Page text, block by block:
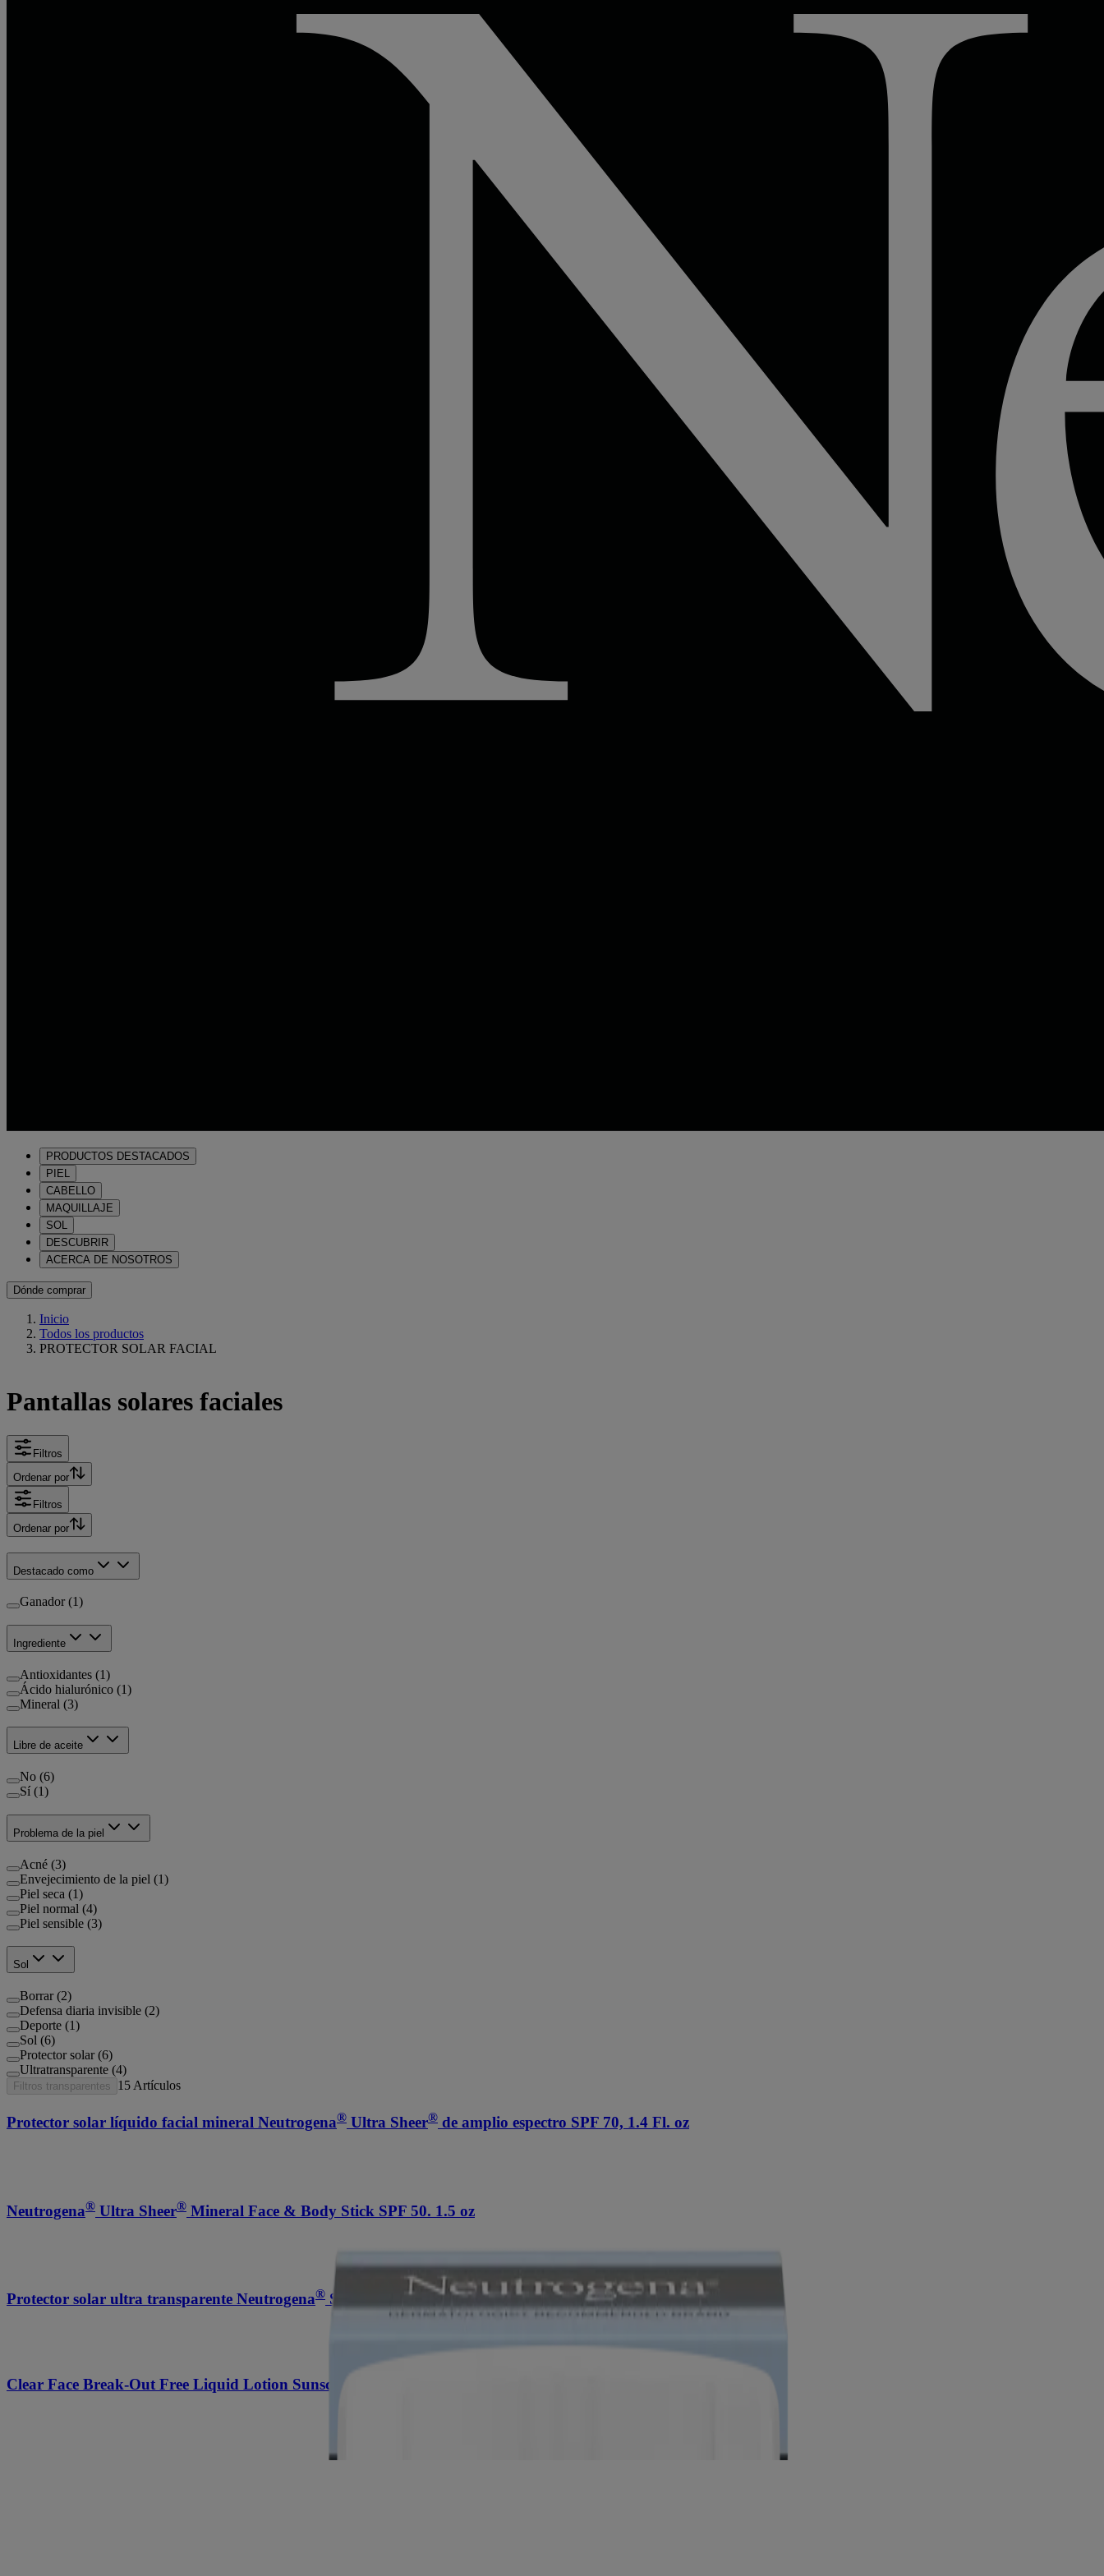
PRODUCTOS DESTACADOS
PIEL
CABELLO
MAQUILLAJE
SOL
DESCUBRIR
ACERCA DE NOSOTROS
Dónde comprar
Inicio
Todos los productos
PROTECTOR SOLAR FACIAL
Pantallas solares faciales
Filtros
Ordenar por
Filtros
Ordenar por
Destacado como
Ganador (1)
Ingrediente
Antioxidantes (1)
Ácido hialurónico (1)
Mineral (3)
Libre de aceite
No (6)
Sí (1)
Problema de la piel
Acné (3)
Envejecimiento de la piel (1)
Piel seca (1)
Piel normal (4)
Piel sensible (3)
Sol
Borrar (2)
Defensa diaria invisible (2)
Deporte (1)
Sol (6)
Protector solar (6)
Ultratransparente (4)
Filtros transparentes 15 Artículos
Protector solar líquido facial mineral Neutrogena® Ultra Sheer® de amplio espectro SPF 70, 1.4 Fl. oz
Neutrogena® Ultra Sheer® Mineral Face & Body Stick SPF 50. 1.5 oz
Protector solar ultra transparente Neutrogena® SPF 60, 0.47 oz
Clear Face Break-Out Free Liquid Lotion Sunscreen Broad Spectrum SPF 30